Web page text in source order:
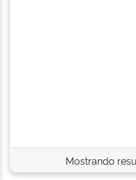
Mostrando